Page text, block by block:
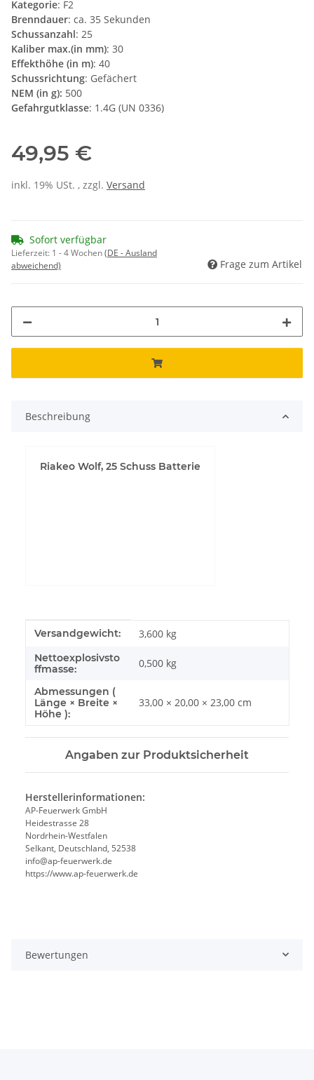
Kategorie: F2
Brenndauer: ca. 35 Sekunden
Schussanzahl: 25
Kaliber max.(in mm): 30
Effekthöhe (in m): 40
Schussrichtung: Gefächert
NEM (in g): 500
Gefahrgutklasse: 1.4G (UN 0336)
49,95 €
inkl. 19% USt. , zzgl. Versand
Sofort verfügbar
Lieferzeit: 1 - 4 Wochen(DE - Ausland
abweichend)
Frage zum Artikel
Beschreibung
Riakeo Wolf, 25 Schuss Batterie
Produkteigenschaft
Wert
Versandgewicht: 3,600 kg
Nettoexplosivsto
ffmasse:
0,500 kg
Abmessungen (
Länge × Breite ×
Höhe ):
33,00 × 20,00 × 23,00 cm
Angaben zur Produktsicherheit
Herstellerinformationen:
AP-Feuerwerk GmbH
Heidestrasse 28
Nordrhein-Westfalen
Selkant, Deutschland, 52538
info@ap-feuerwerk.de
https://www.ap-feuerwerk.de
Bewertungen